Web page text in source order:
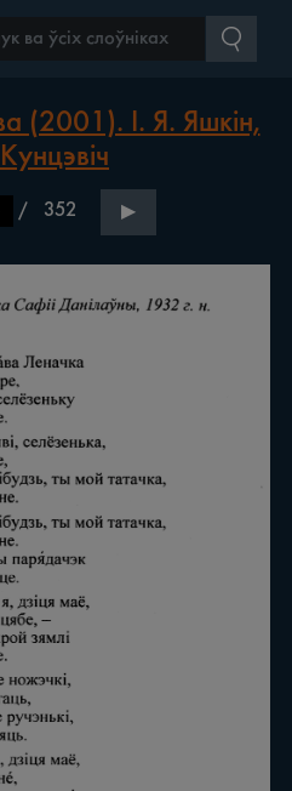
(2001). І. Я. Яшкін,
/ 352 ▶